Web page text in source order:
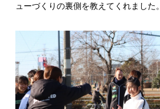
ューづくりの裏側を教えてくれました。